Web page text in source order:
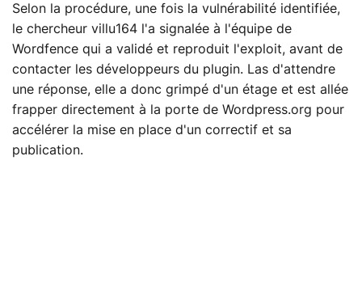
Selon la procédure, une fois la vulnérabilité identifiée,
le chercheur villu164 l'a signalée à l'équipe de
Wordfence qui a validé et reproduit l'exploit, avant de
contacter les développeurs du plugin. Las d'attendre
une réponse, elle a donc grimpé d'un étage et est allée
frapper directement à la porte de Wordpress.org pour
accélérer la mise en place d'un correctif et sa
publication.